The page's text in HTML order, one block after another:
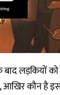
लड़कियों
आखिर कौन है